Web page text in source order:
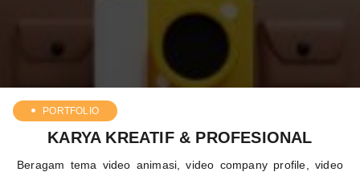
PORTFOLIO
KARYA KREATIF & PROFESIONAL
Beragam tema video animasi, video company profile, video